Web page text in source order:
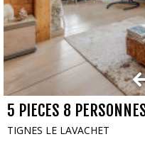
5 PIECES 8
TIGNES LE LAVACHET